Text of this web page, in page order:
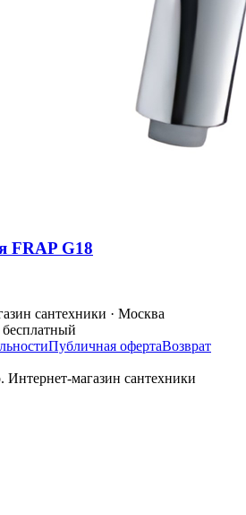
FRAP G18
сантехники · Москва
Публичная офертаВозврат
магазин сантехники